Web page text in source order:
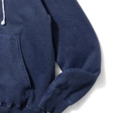
後にベストな形に仕上が
仕立てています。最も縮
着用後のお洗濯での縮み
、着用していただくこと
でいくので、徐々に身体
す。
レースウェットの風合い
のカラーの生地よりもふ
用による伸びを考慮し、
状態で販売しています。